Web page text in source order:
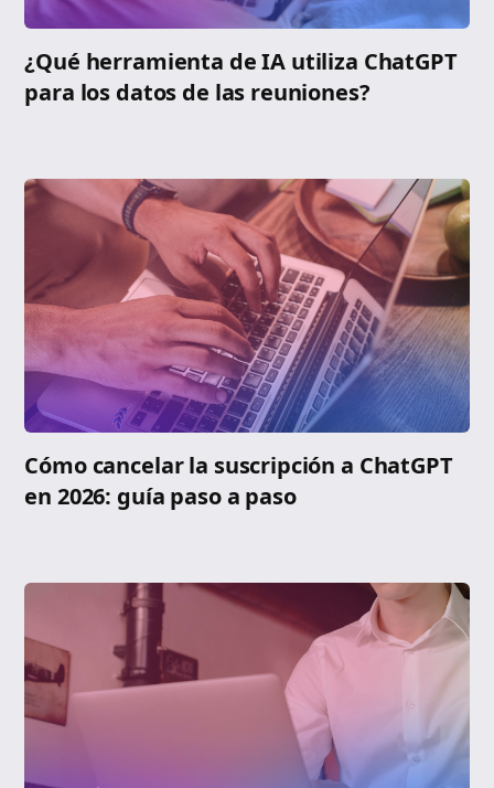
¿Qué herramienta de IA utiliza ChatGPT
para los datos de las reuniones?
Cómo cancelar la suscripción a ChatGPT
en 2026: guía paso a paso